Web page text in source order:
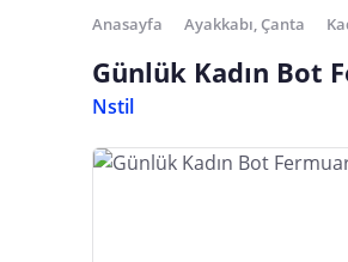
Anasayfa Ayakkabı, Çanta
Günlük Kadın Bot
Nstil